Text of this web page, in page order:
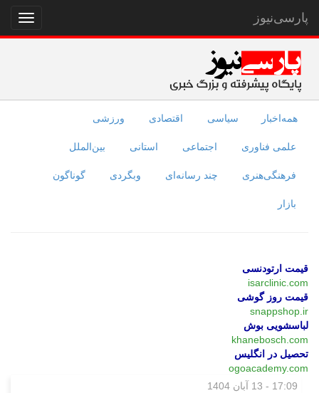
نمایش
منو
پارسی‌نیوز
همه‌اخبار سیاسی اقتصادی ورزشی
علمی فناوری اجتماعی استانی بین‌الملل
فرهنگی‌هنری چند رسانه‌ای وبگردی گوناگون
بازار
قیمت ارتودنسی
isarclinic.com
قیمت روز گوشی
snappshop.ir
لباسشویی بوش
khanebosch.com
تحصیل در انگلیس
ogoacademy.com
17:09 - 13 آبان 1404